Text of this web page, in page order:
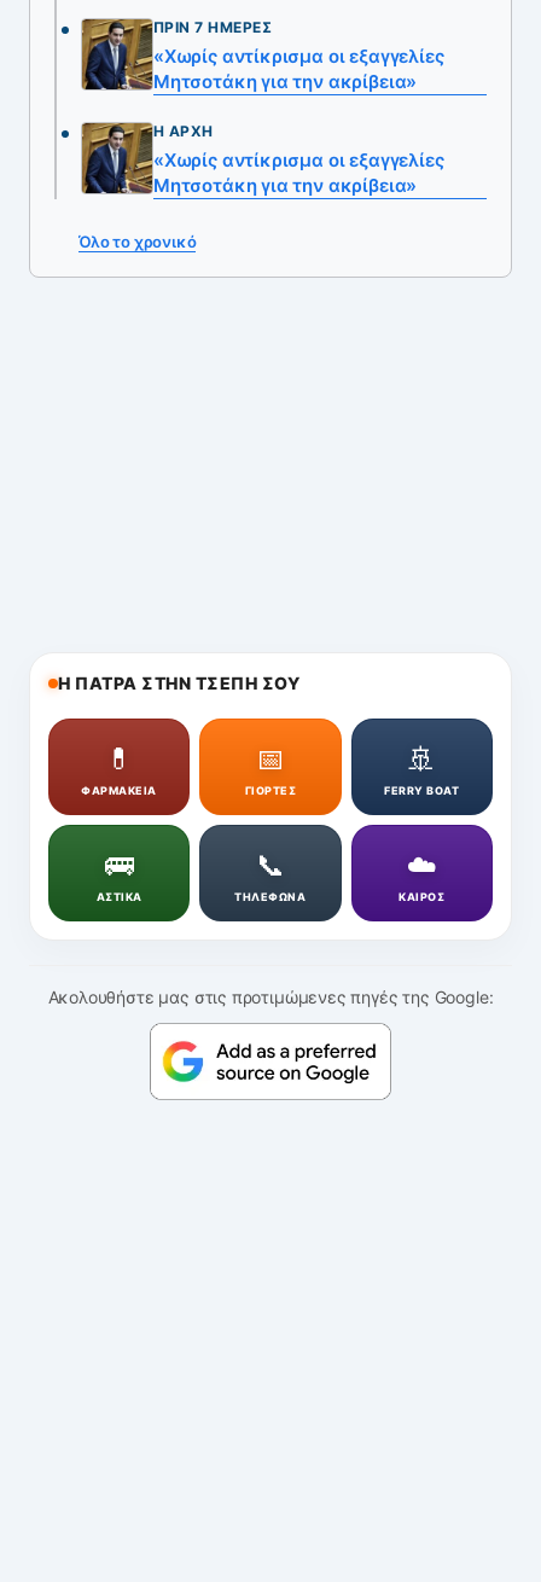
ΠΡΙΝ 7 ΗΜΈΡΕΣ
«Χωρίς αντίκρισμα οι εξαγγελίες
Μητσοτάκη για την ακρίβεια»
Η ΑΡΧΉ
«Χωρίς αντίκρισμα οι εξαγγελίες
Μητσοτάκη για την ακρίβεια»
Όλο το χρονικό
Η ΠΑΤΡΑ ΣΤΗΝ ΤΣΕΠΗ ΣΟΥ
💊
ΦΑΡΜΑΚΕΙΑ
📅
ΓΙΟΡΤΕΣ
🚢
FERRY BOAT
🚌
ΑΣΤΙΚΑ
📞
ΤΗΛΕΦΩΝΑ
☁️
ΚΑΙΡΟΣ
Ακολουθήστε μας στις προτιμώμενες πηγές της Google: